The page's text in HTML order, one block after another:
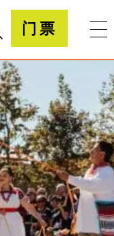
门票